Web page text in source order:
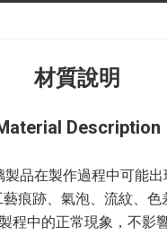
材質說明
Description
製品在製作過程中可能出
痕跡、氣泡、流紋、色
程中的正常現象，不影